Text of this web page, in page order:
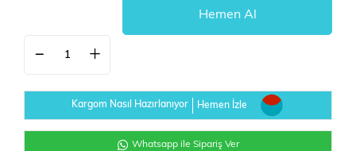
Kargom Nasıl Hazırlanıyor Hemen İzle
Whatsapp ile Sipariş Ver